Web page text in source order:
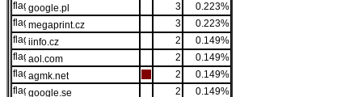
google.pl
3
0.223%
megaprint.cz
3
0.223%
iinfo.cz
2
0.149%
aol.com
2
0.149%
agmk.net
2
0.149%
google.se
2
0.149%